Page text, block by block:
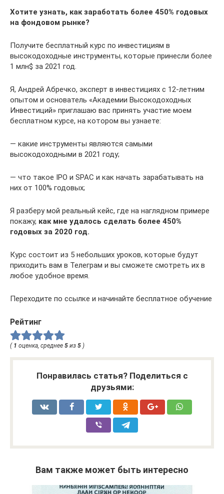
Хотите узнать, как заработать более 450% годовых
на фондовом рынке?
Получите бесплатный курс по инвестициям в
высокодоходные инструменты, которые принесли более
1 млн$ за 2021 год.
Я, Андрей Абречко, эксперт в инвестициях с 12-летним
опытом и основатель «Академии Высокодоходных
Инвестиций» приглашаю вас принять участие моем
бесплатном курсе, на котором вы узнаете:
— какие инструменты являются самыми
высокодоходными в 2021 году;
— что такое IPO и SPAC и как начать зарабатывать на
них от 100% годовых;
Я разберу мой реальный кейс, где на наглядном примере
покажу, как мне удалось сделать более 450%
годовых за 2020 год.
Курс состоит из 5 небольших уроков, которые будут
приходить вам в Телеграм и вы сможете смотреть их в
любое удобное время.
Переходите по ссылке и начинайте бесплатное обучение
Рейтинг
( 1 оценка, среднее 5 из 5 )
Понравилась статья? Поделиться с
друзьями:
Вам также может быть интересно